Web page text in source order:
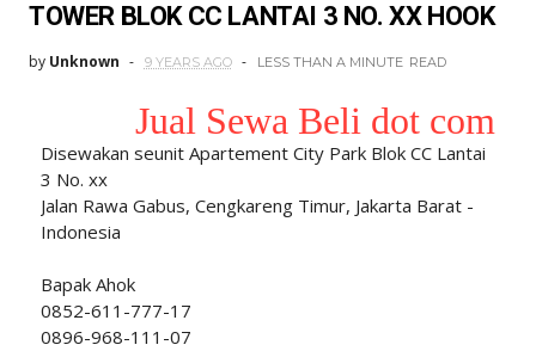
TOWER BLOK CC LANTAI 3 NO. XX HOOK
by Unknown 9 YEARS AGO LESS THAN A MINUTE READ
Jual Sewa Beli dot com
Disewakan seunit Apartement City Park Blok CC Lantai
3 No. xx
Jalan Rawa Gabus, Cengkareng Timur, Jakarta Barat -
Indonesia
Bapak Ahok
0852-611-777-17
0896-968-111-07